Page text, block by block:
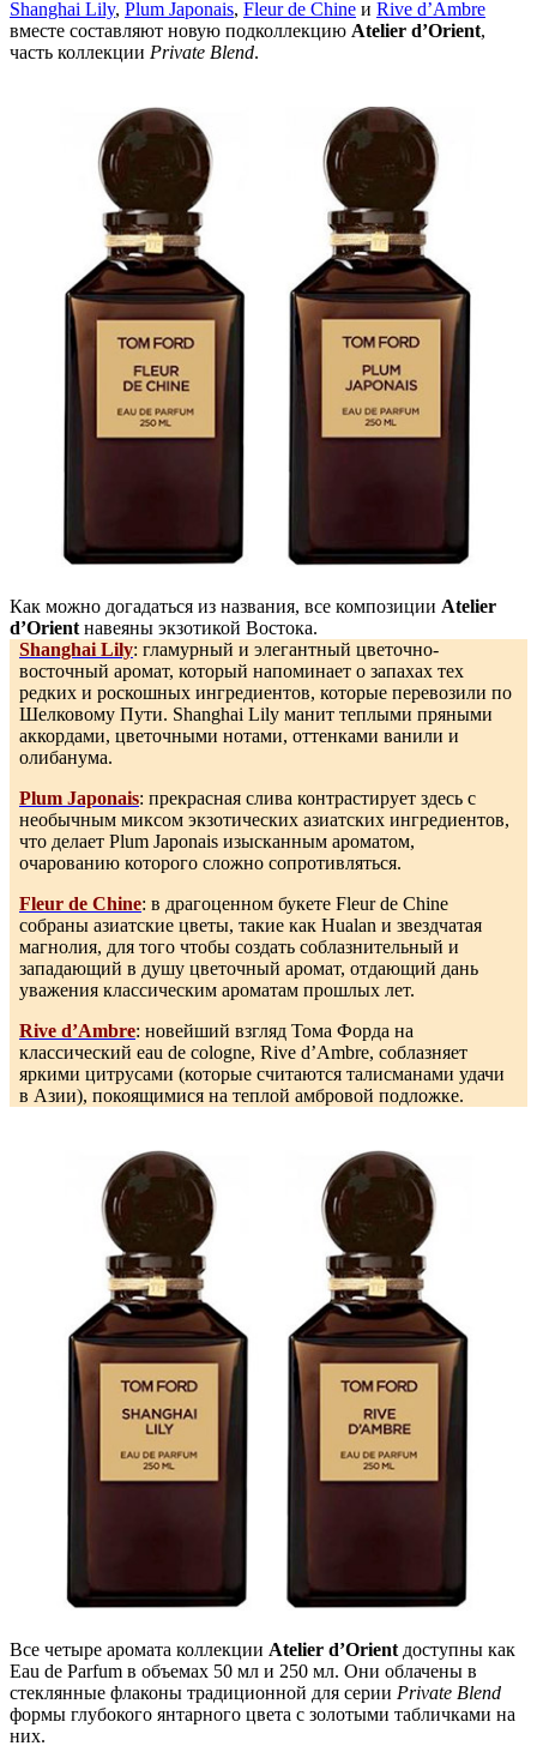
Shanghai Lily, Plum Japonais, Fleur de Chine и Rive d’Ambre
вместе составляют новую подколлекцию Atelier d’Orient,
часть коллекции Private Blend.
Как можно догадаться из названия, все композиции Atelier
d’Orient навеяны экзотикой Востока.
Shanghai Lily: гламурный и элегантный цветочно-
восточный аромат, который напоминает о запахах тех
редких и роскошных ингредиентов, которые перевозили по
Шелковому Пути. Shanghai Lily манит теплыми пряными
аккордами, цветочными нотами, оттенками ванили и
олибанума.
Plum Japonais: прекрасная слива контрастирует здесь с
необычным миксом экзотических азиатских ингредиентов,
что делает Plum Japonais изысканным ароматом,
очарованию которого сложно сопротивляться.
Fleur de Chine: в драгоценном букете Fleur de Chine
собраны азиатские цветы, такие как Hualan и звездчатая
магнолия, для того чтобы создать соблазнительный и
западающий в душу цветочный аромат, отдающий дань
уважения классическим ароматам прошлых лет.
Rive d’Ambre: новейший взгляд Тома Форда на
классический eau de cologne, Rive d’Ambre, соблазняет
яркими цитрусами (которые считаются талисманами удачи
в Азии), покоящимися на теплой амбровой подложке.
Все четыре аромата коллекции Atelier d’Orient доступны как
Eau de Parfum в объемах 50 мл и 250 мл. Они облачены в
стеклянные флаконы традиционной для серии Private Blend
формы глубокого янтарного цвета с золотыми табличками на
них.